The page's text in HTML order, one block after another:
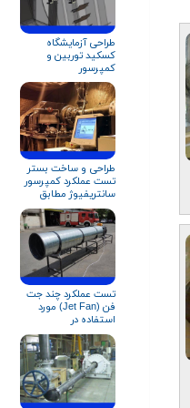
طراحی آزمايشگاه
کسکید توربین و
کمپرسور
طراحی و ساخت بستر
تست عملکرد کمپرسور
سانتریفیوژ مطابق
استاندارد ASME PTC
۱۰
تست عملکرد چند جت
فن (Jet Fan) مورد
استفاده در
ایستگاه‌های
آتش‌نشانی